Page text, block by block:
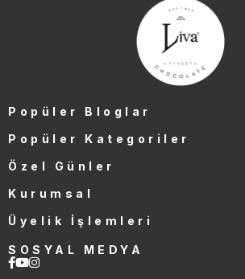
Popüler Bloglar
Popüler Kategoriler
Özel Günler
Kurumsal
Üyelik İşlemleri
SOSYAL MEDYA